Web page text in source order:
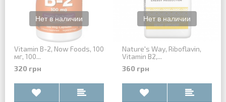
Vitamin B-2, Now Foods, 100
мг, 100...
320 грн
Nature's Way, Riboflavin,
Vitamin В2,...
360 грн